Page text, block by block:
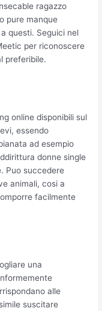
ragazzo
pure manque
questi. Seguici nel
per riconoscere
preferibile.
online disponibili sul
essendo
ad esempio
donne single
Puo succedere
animali, cosi a
facilmente
una
alle
suscitare